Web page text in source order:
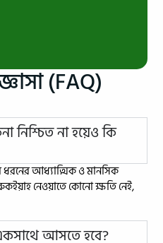
(FAQ)
নিশ্চিত না হয়েও কি
ধরনের আধ্যাত্মিক ও মানসিক
নেওয়াতে কোনো ক্ষতি নেই,
একসাথে আসতে হবে?